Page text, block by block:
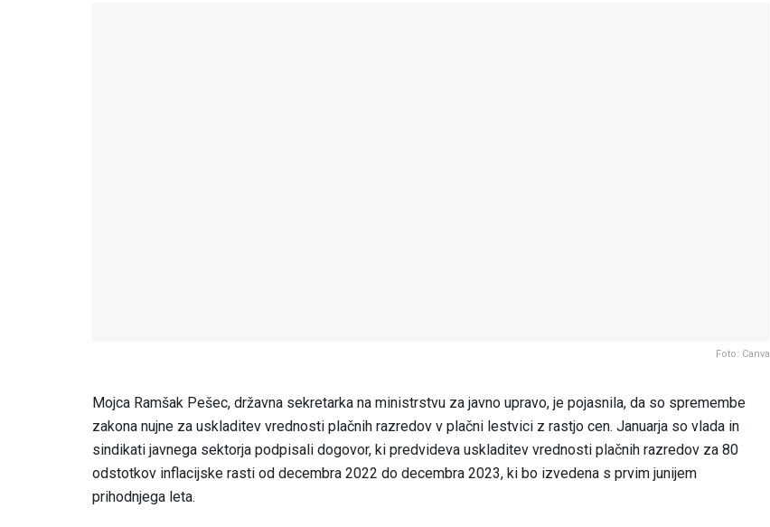
Foto: Canva
Mojca Ramšak Pešec, državna sekretarka na ministrstvu za javno upravo, je pojasnila, da so spremembe
zakona nujne za uskladitev vrednosti plačnih razredov v plačni lestvici z rastjo cen. Januarja so vlada in
sindikati javnega sektorja podpisali dogovor, ki predvideva uskladitev vrednosti plačnih razredov za 80
odstotkov inflacijske rasti od decembra 2022 do decembra 2023, ki bo izvedena s prvim junijem
prihodnjega leta.